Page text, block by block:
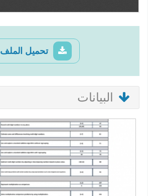
تحميل الملف
البيانات